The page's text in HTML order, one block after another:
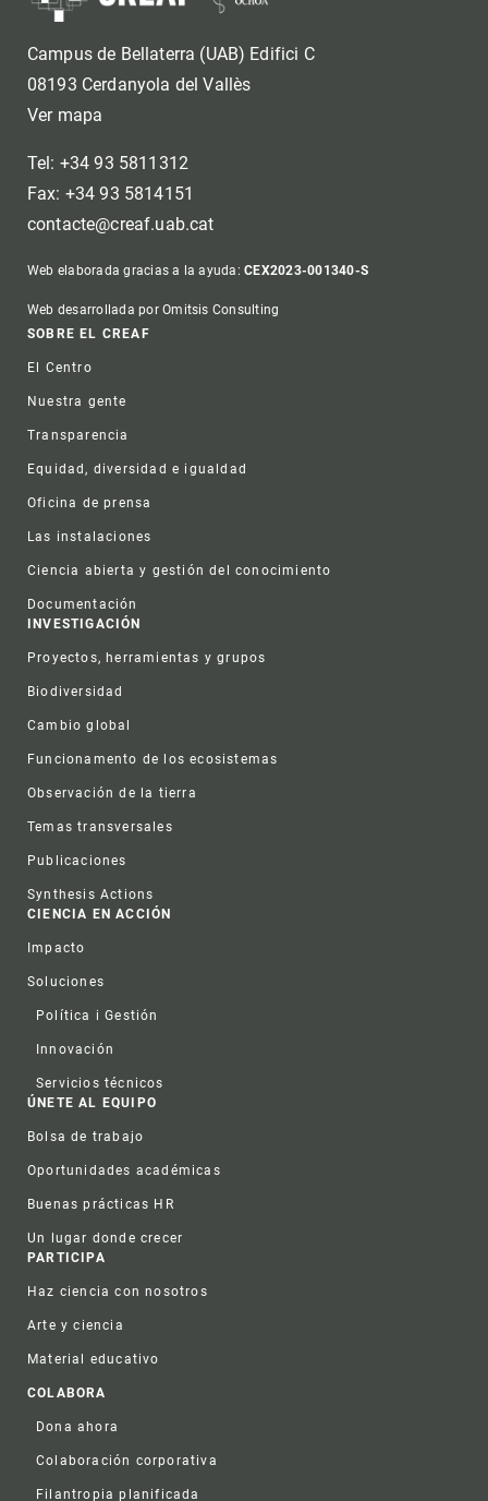
Campus de Bellaterra (UAB) Edifici C
08193 Cerdanyola del Vallès
Ver mapa
Tel: +34 93 5811312
Fax: +34 93 5814151
contacte@creaf.uab.cat
Web elaborada gracias a la ayuda:CEX2023-001340-S
Web desarrollada por Omitsis Consulting
Footer
SOBRE EL CREAF
El Centro
Nuestra gente
Transparencia
Equidad, diversidad e igualdad
Oficina de prensa
Las instalaciones
Ciencia abierta y gestión del conocimiento
Documentación
INVESTIGACIÓN
Proyectos, herramientas y grupos
Biodiversidad
Cambio global
Funcionamento de los ecosistemas
Observación de la tierra
Temas transversales
Publicaciones
Synthesis Actions
CIENCIA EN ACCIÓN
Impacto
Soluciones
Política i Gestión
Innovación
Servicios técnicos
ÚNETE AL EQUIPO
Bolsa de trabajo
Oportunidades académicas
Buenas prácticas HR
Un lugar donde crecer
PARTICIPA
Haz ciencia con nosotros
Arte y ciencia
Material educativo
COLABORA
Dona ahora
Colaboración corporativa
Filantropia planificada